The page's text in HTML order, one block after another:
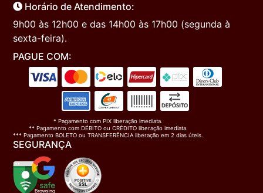
Horário de Atendimento:
9h00 às 12h00 e das 14h00 às 17h00 (segunda à
sexta-feira).
PAGUE COM:
* Pagamento com PIX liberação imediata.
** Pagamento com DÉBITO ou CRÉDITO liberação imediata.
*** Pagamento BOLETO ou TRANSFERÊNCIA liberação em 2 dias úteis.
SEGURANÇA